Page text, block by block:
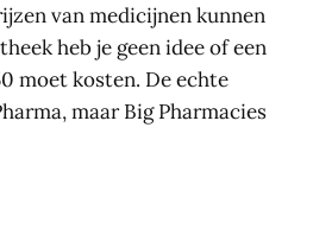
van medicijnen kunnen
heb je geen idee of een
moet kosten. De echte
maar Big Pharmacies